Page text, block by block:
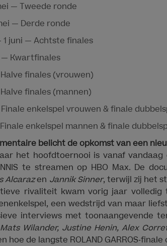
— Tweede ronde
— Derde ronde
1 juni — Achtste finales
— Kwartfinales
finales (vrouwen)
finales (mannen)
enkelspel vrouwen & finale
enkelspel mannen & finale
belicht de opkomst van een
het hoofdtoernooi is vanaf vandaag
te streamen op HBO Max. De
Alcarazen Jannik Sinner, terwijl zij het
rivaliteit kwam vorig jaar
een wedstrijd van maar
interviews met toonaangevende
Wilander, Justine Henin, Alex
hoe de langste ROLAND